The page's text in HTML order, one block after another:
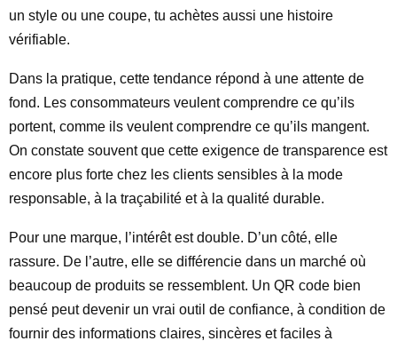
un style ou une coupe, tu achètes aussi une histoire
vérifiable.
Dans la pratique, cette tendance répond à une attente de
fond. Les consommateurs veulent comprendre ce qu’ils
portent, comme ils veulent comprendre ce qu’ils mangent.
On constate souvent que cette exigence de transparence est
encore plus forte chez les clients sensibles à la mode
responsable, à la traçabilité et à la qualité durable.
Pour une marque, l’intérêt est double. D’un côté, elle
rassure. De l’autre, elle se différencie dans un marché où
beaucoup de produits se ressemblent. Un QR code bien
pensé peut devenir un vrai outil de confiance, à condition de
fournir des informations claires, sincères et faciles à